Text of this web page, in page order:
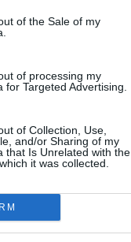
of the Sale of my
of processing my
for Targeted Advertising.
of Collection, Use,
and/or Sharing of my
that Is Unrelated with the
it was collected.
DÉCHETS
Décheteries
et sacs jaunes
Services
ET ARTISANS